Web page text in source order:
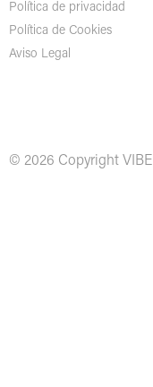
Política de privacidad
Política de Cookies
Aviso Legal
© 2026 Copyright VIBE